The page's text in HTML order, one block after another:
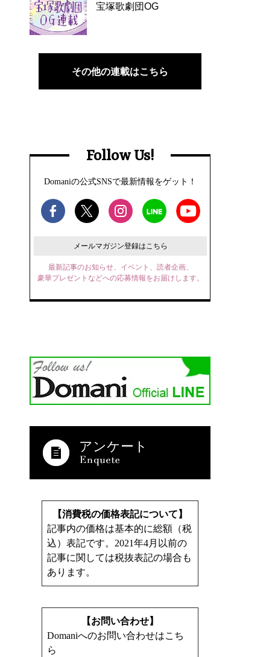
宝塚歌劇団OG
その他の連載はこちら
Follow Us!
Domaniの公式SNSで最新情報をゲット！
メールマガジン登録はこちら
最新記事のお知らせ、イベント、読者企画、
豪華プレゼントなどへの応募情報をお届けします。
アンケート
【消費税の価格表記について】
記事内の価格は基本的に総額（税
込）表記です。2021年4月以前の
記事に関しては税抜表記の場合も
あります。
【お問い合わせ】
Domaniへのお問い合わせはこち
ら